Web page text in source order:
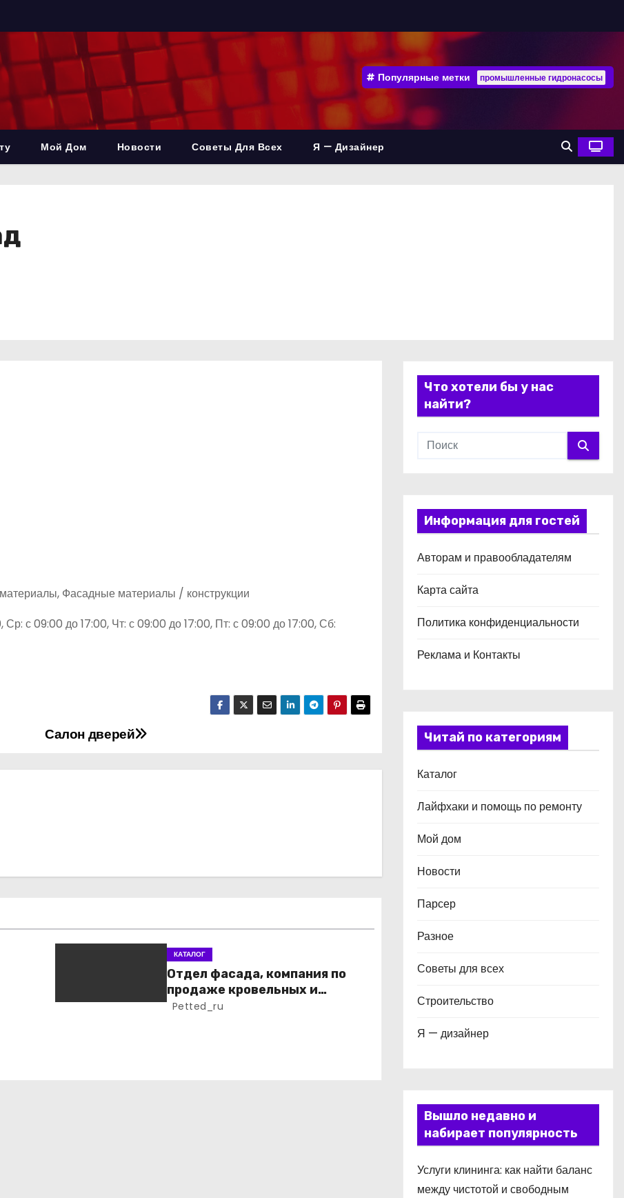
Популярные метки промышленные гидронасосы
Мой Дом Новости Советы Для Всех Я — Дизайнер
Фасадные материалы / конструкции
с 09:00 до 17:00, Чт: с 09:00 до 17:00, Пт: с 09:00 до 17:00, Сб:
Салон дверей
КАТАЛОГ
Отдел фасада, компания по
продаже кровельных и
фасадных материалов
Petted_ru
Что хотели бы у нас
найти?
Информация для гостей
Авторам и правообладателям
Карта сайта
Политика конфиденциальности
Реклама и Контакты
Читай по категориям
Каталог
Лайфхаки и помощь по ремонту
Мой дом
Новости
Парсер
Разное
Советы для всех
Строительство
Я — дизайнер
Вышло недавно и
набирает популярность
Услуги клининга: как найти баланс
между чистотой и свободным